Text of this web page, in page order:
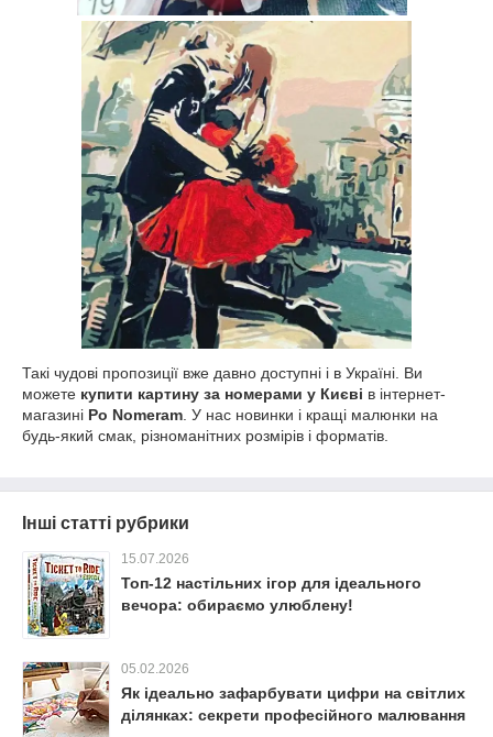
Такі чудові пропозиції вже давно доступні і в Україні. Ви
можете купити картину за номерами у Києві в інтернет-
магазині Po Nomeram. У нас новинки і кращі малюнки на
будь-який смак, різноманітних розмірів і форматів.
Інші статті рубрики
15.07.2026
Топ-12 настільних ігор для ідеального
вечора: обираємо улюблену!
05.02.2026
Як ідеально зафарбувати цифри на світлих
ділянках: секрети професійного малювання